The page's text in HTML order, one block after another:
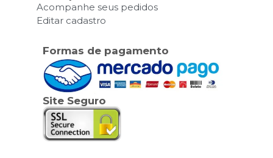
Acompanhe seus pedidos
Editar cadastro
Formas de pagamento
Site Seguro